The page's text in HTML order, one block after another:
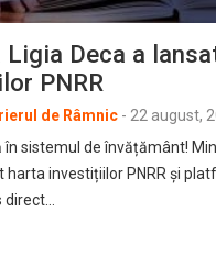
Deca a
PNRR
de Râmnic - 22 august,
sistemul de învățământ!
harta investițiilor PNRR și
direct…